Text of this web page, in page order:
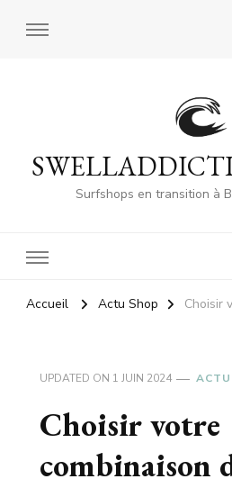
Surfshops en transition à
Accueil Actu Shop Choisir
UPDATED ON 1 JUIN 2024
Choisir votre
combinaison